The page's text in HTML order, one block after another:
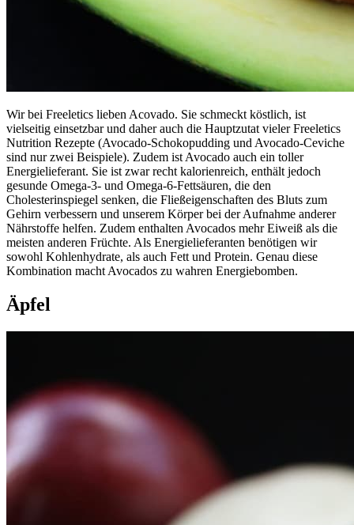
Wir bei Freeletics lieben Acovado. Sie schmeckt köstlich, ist
vielseitig einsetzbar und daher auch die Hauptzutat vieler Freeletics
Nutrition Rezepte (Avocado-Schokopudding und Avocado-Ceviche
sind nur zwei Beispiele). Zudem ist Avocado auch ein toller
Energielieferant. Sie ist zwar recht kalorienreich, enthält jedoch
gesunde Omega-3- und Omega-6-Fettsäuren, die den
Cholesterinspiegel senken, die Fließeigenschaften des Bluts zum
Gehirn verbessern und unserem Körper bei der Aufnahme anderer
Nährstoffe helfen. Zudem enthalten Avocados mehr Eiweiß als die
meisten anderen Früchte. Als Energielieferanten benötigen wir
sowohl Kohlenhydrate, als auch Fett und Protein. Genau diese
Kombination macht Avocados zu wahren Energiebomben.
Äpfel